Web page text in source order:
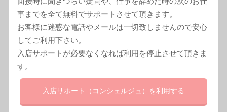
事までを全て無料でサポートさせて頂きます。
お客様に迷惑な電話やメールは一切致しませんので安心
してご利用下さい。
入店サポートが必要なくなれば利用を停止させて頂きま
す。
入店サポート （コンシェルジュ） を利用する